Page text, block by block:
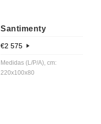
Santimenty
€2 575
Medidas (L/P/A), cm:
220x100x80